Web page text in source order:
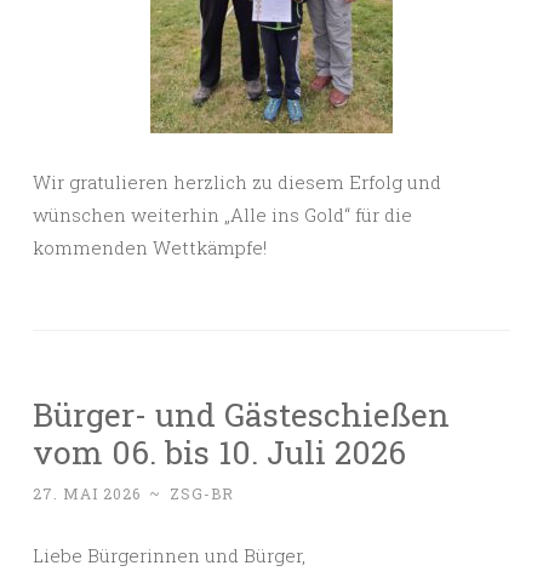
Wir gratulieren herzlich zu diesem Erfolg und
wünschen weiterhin „Alle ins Gold“ für die
kommenden Wettkämpfe!
Bürger- und Gästeschießen
vom 06. bis 10. Juli 2026
27. MAI 2026 ~ ZSG-BR
Liebe Bürgerinnen und Bürger,